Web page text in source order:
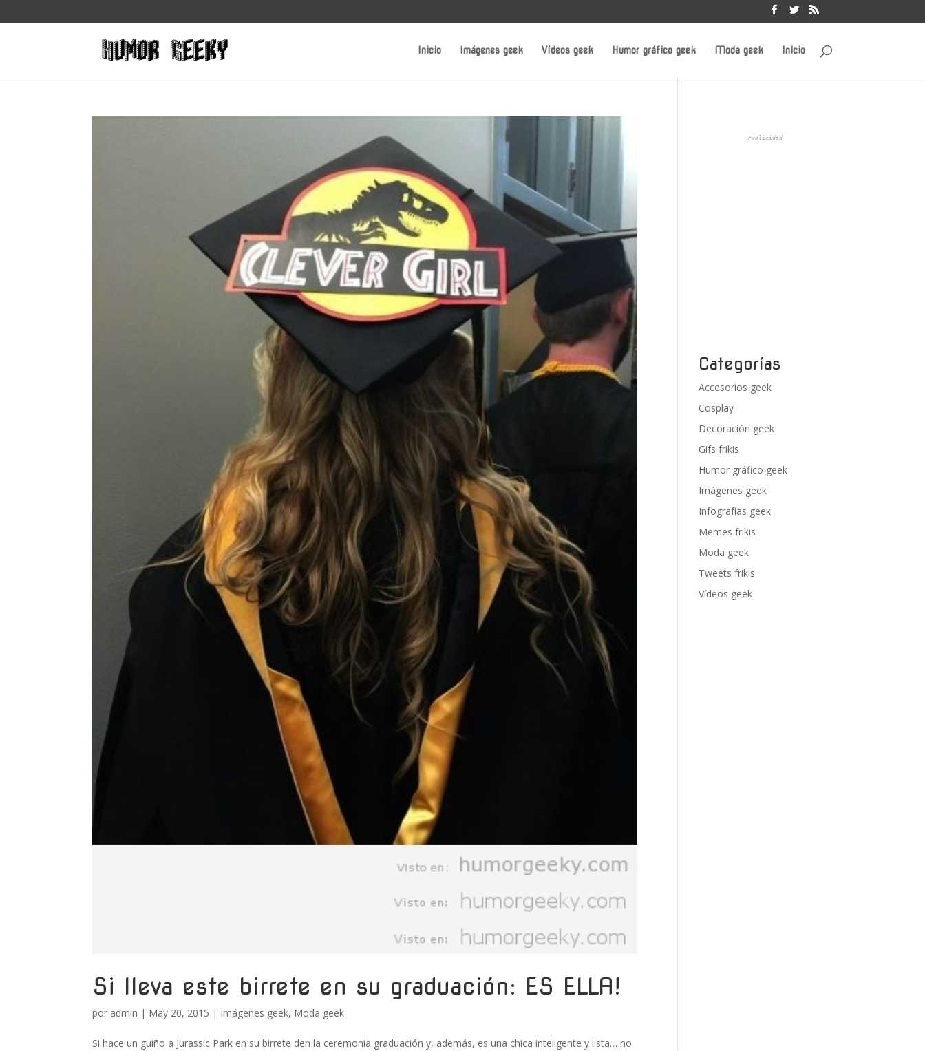
Inicio Imágenes geek Vídeos geek Humor gráfico geek Moda geek Inicio
Si lleva este birrete en su graduación: ES ELLA!
por admin | May 20, 2015 | Imágenes geek, Moda geek
Si hace un guiño a Jurassic Park en su birrete den la ceremonia graduación y, además, es una chica inteligente y lista… no
Publicidad
Categorías
Accesorios geek
Cosplay
Decoración geek
Gifs frikis
Humor gráfico geek
Imágenes geek
Infografías geek
Memes frikis
Moda geek
Tweets frikis
Vídeos geek